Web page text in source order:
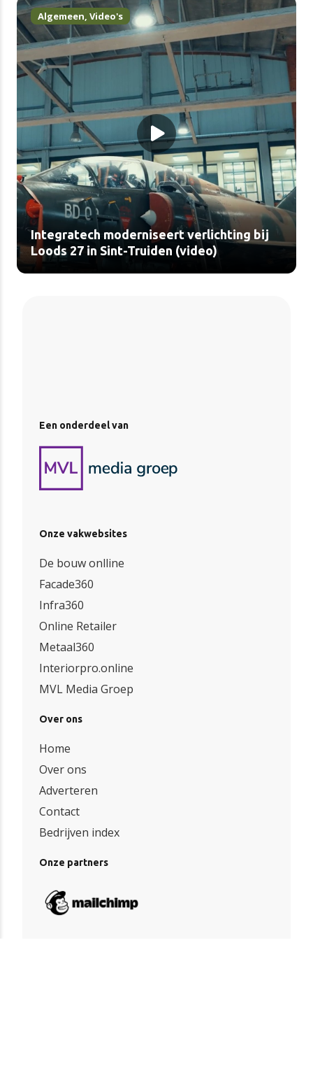
Algemeen, Video's
Integratech moderniseert verlichting bij
Loods 27 in Sint-Truiden (video)
Een onderdeel van
Onze vakwebsites
De bouw onlline
Facade360
Infra360
Online Retailer
Metaal360
Interiorpro.online
MVL Media Groep
Over ons
Home
Over ons
Adverteren
Contact
Bedrijven index
Onze partners